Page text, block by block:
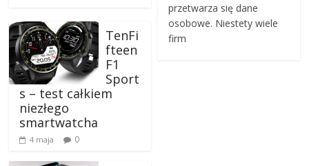
TenFi
fteen
F1
Sport
s – test całkiem
niezłego
smartwatcha
4 maja 0
przetwarza się dane
osobowe. Niestety wiele
firm